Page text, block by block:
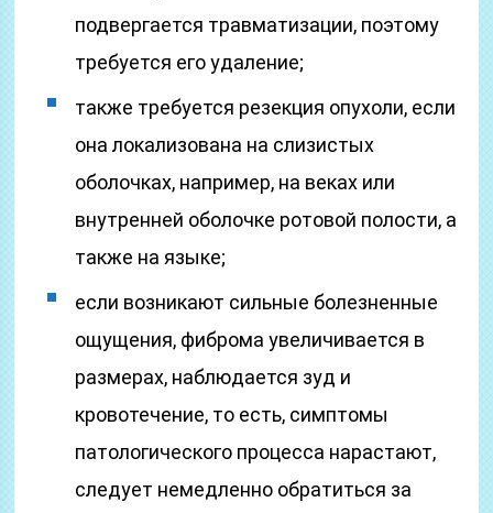
подвергается травматизации, поэтому
требуется его удаление;
также требуется резекция опухоли, если
она локализована на слизистых
оболочках, например, на веках или
внутренней оболочке ротовой полости, а
также на языке;
если возникают сильные болезненные
ощущения, фиброма увеличивается в
размерах, наблюдается зуд и
кровотечение, то есть, симптомы
патологического процесса нарастают,
следует немедленно обратиться за